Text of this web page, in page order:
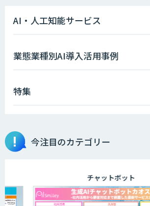
異常検知AI
バーチャルヒューマン
AI音声生成
AI・人工知能サービス
業態業種別AI導入活用事例
特集
今注目のカテゴリー
チャットボット